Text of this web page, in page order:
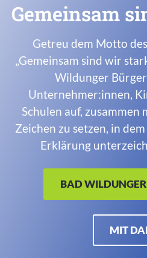
Gemeinsam
Getreu dem Motto
„Gemeinsam sind wir
Wildunger
Unternehmer:innen,
Schulen auf,
Zeichen zu setzen, in
Erklärung
BAD
MIT